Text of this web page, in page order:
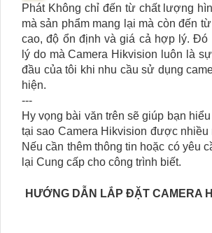
Phát Không chỉ đến từ chất lượng
mà sản phẩm mang lại mà còn đến
cao, độ ổn định và giá cả hợp lý. Đó
lý do mà Camera Hikvision luôn là
đầu của tôi khi nhu cầu sử dụng
hiện.
---
Hy vọng bài văn trên sẽ giúp bạn
tại sao Camera Hikvision được
Nếu cần thêm thông tin hoặc có yêu
lại Cung cấp cho công trình biết.
HƯỚNG DẪN LẮP ĐẶT CAMERA